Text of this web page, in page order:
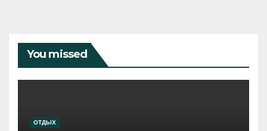
You missed
ОТДЫХ